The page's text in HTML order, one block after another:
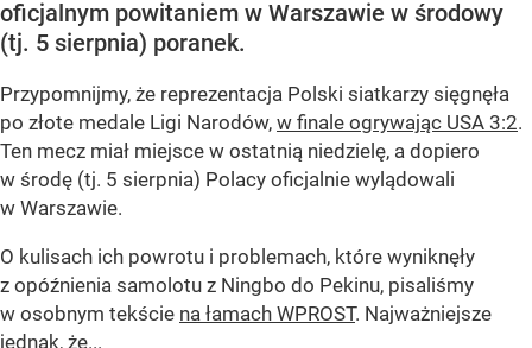
oficjalnym powitaniem w Warszawie w środowy
(tj. 5 sierpnia) poranek.
Przypomnijmy, że reprezentacja Polski siatkarzy sięgnęła
po złote medale Ligi Narodów, w finale ogrywając USA 3:2.
Ten mecz miał miejsce w ostatnią niedzielę, a dopiero
w środę (tj. 5 sierpnia) Polacy oficjalnie wylądowali
w Warszawie.
O kulisach ich powrotu i problemach, które wyniknęły
z opóźnienia samolotu z Ningbo do Pekinu, pisaliśmy
w osobnym tekście na łamach WPROST. Najważniejsze
jednak, że...